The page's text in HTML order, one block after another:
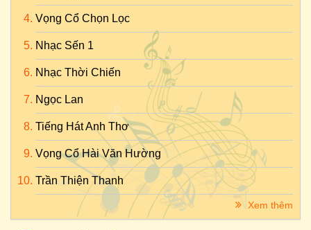
Vọng Cổ Chọn Lọc
Nhạc Sến 1
Nhạc Thời Chiến
Ngọc Lan
Tiếng Hát Anh Thơ
Vọng Cổ Hài Văn Hường
Trần Thiện Thanh
Xem thêm